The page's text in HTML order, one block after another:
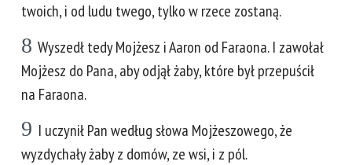
twoich, i od ludu twego, tylko w rzece zostaną.
8 Wyszedł tedy Mojżesz i Aaron od Faraona. I zawołał
Mojżesz do Pana, aby odjął żaby, które był przepuścił
na Faraona.
9 I uczynił Pan według słowa Mojżeszowego, że
wyzdychały żaby z domów, ze wsi, i z pól.